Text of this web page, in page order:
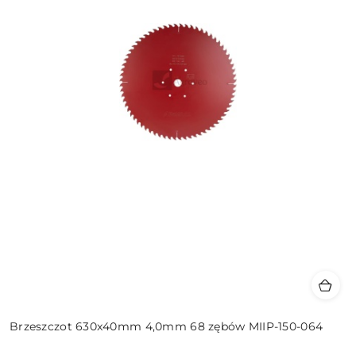
Brzeszczot 630x40mm 4,0mm 68 zębów MIIP-150-064